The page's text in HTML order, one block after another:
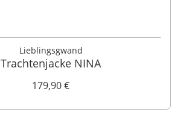
Lieblingsgwand
Trachtenjacke NINA
179,90 €